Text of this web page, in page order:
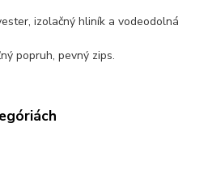
izolačný hliník a vodeodolná
popruh, pevný zips.